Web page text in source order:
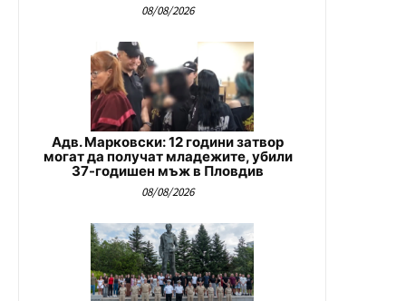
08/08/2026
Адв. Марковски: 12 години затвор
могат да получат младежите, убили
37-годишен мъж в Пловдив
08/08/2026